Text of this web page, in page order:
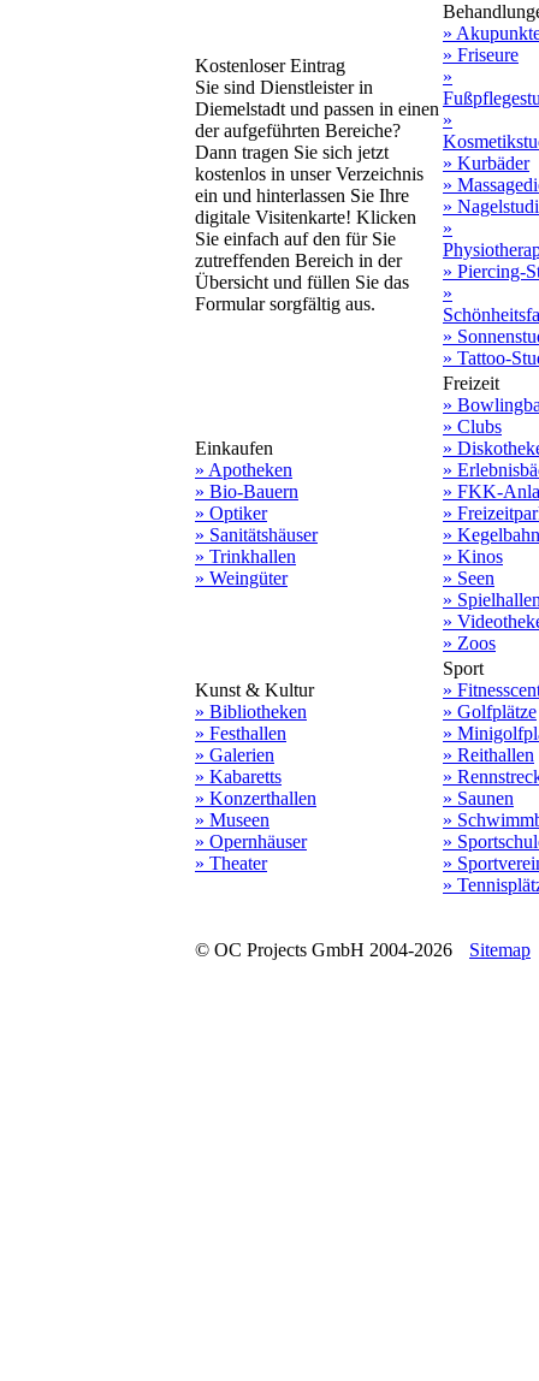
Kostenloser Eintrag
Sie sind Dienstleister in
Diemelstadt und passen in einen
der aufgeführten Bereiche?
Dann tragen Sie sich jetzt
kostenlos in unser Verzeichnis
ein und hinterlassen Sie Ihre
digitale Visitenkarte! Klicken
Sie einfach auf den für Sie
zutreffenden Bereich in der
Übersicht und füllen Sie das
Formular sorgfältig aus.
»
» Friseure
»
»
» Kurbäder
»
»
»
» Piercing-
»
»
» Tattoo-
Einkaufen
» Apotheken
» Bio-Bauern
» Optiker
» Sanitätshäuser
» Trinkhallen
» Weingüter
Freizeit
»
» Clubs
»
»
» FKK-
»
»
» Kinos
» Seen
»
»
» Zoos
Kunst & Kultur
» Bibliotheken
» Festhallen
» Galerien
» Kabaretts
» Konzerthallen
» Museen
» Opernhäuser
» Theater
Sport
»
» Golfplätze
»
» Reithallen
»
» Saunen
»
»
»
»
© OC Projects GmbH 2004-2026 Sitemap